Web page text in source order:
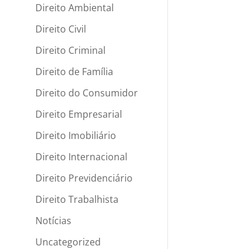
Direito Ambiental
Direito Civil
Direito Criminal
Direito de Família
Direito do Consumidor
Direito Empresarial
Direito Imobiliário
Direito Internacional
Direito Previdenciário
Direito Trabalhista
Notícias
Uncategorized